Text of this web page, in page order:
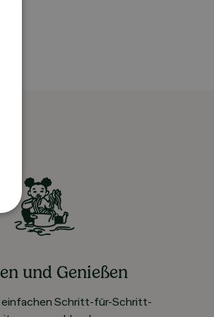
und Genießen
einfachen Schritt-für-Schritt-